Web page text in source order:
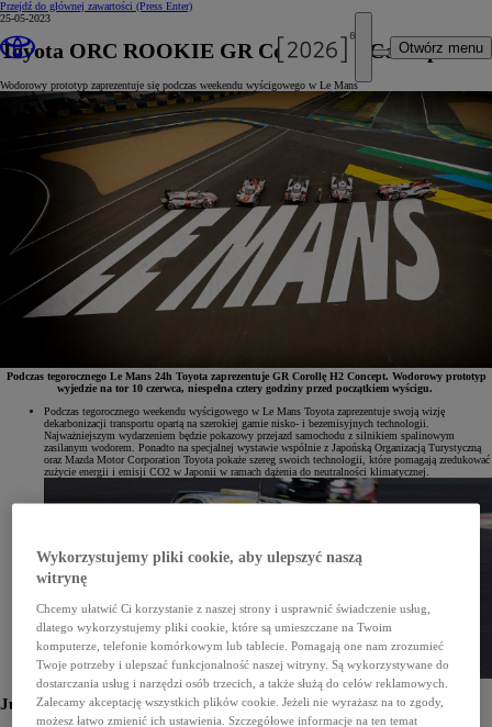
Przejdź do głównej zawartości (Press Enter)
Otwórz menu
25-05-2023
Toyota ORC ROOKIE GR Corolla H2 Concept
Wodorowy prototyp zaprezentuje się podczas weekendu wyścigowego w Le Mans
Podczas tegorocznego Le Mans 24h Toyota zaprezentuje GR Corollę H2 Concept. Wodorowy prototyp
wyjedzie na tor 10 czerwca, niespełna cztery godziny przed początkiem wyścigu.
Podczas tegorocznego weekendu wyścigowego w Le Mans Toyota zaprezentuje swoją wizję
dekarbonizacji transportu opartą na szerokiej gamie nisko- i bezemisyjnych technologii.
Najważniejszym wydarzeniem będzie pokazowy przejazd samochodu z silnikiem spalinowym
zasilanym wodorem. Ponadto na specjalnej wystawie wspólnie z Japońską Organizacją Turystyczną
oraz Mazda Motor Corporation Toyota pokaże szereg swoich technologii, które pomagają zredukować
zużycie energii i emisji CO2 w Japonii w ramach dążenia do neutralności klimatycznej.
Jubileuszowy Le Mans 24h
Wykorzystujemy pliki cookie, aby ulepszyć naszą
witrynę
Chcemy ułatwić Ci korzystanie z naszej strony i usprawnić świadczenie usług,
dlatego wykorzystujemy pliki cookie, które są umieszczane na Twoim
komputerze, telefonie komórkowym lub tablecie. Pomagają one nam zrozumieć
Twoje potrzeby i ulepszać funkcjonalność naszej witryny. Są wykorzystywane do
dostarczania usług i narzędzi osób trzecich, a także służą do celów reklamowych.
Zalecamy akceptację wszystkich plików cookie. Jeżeli nie wyrażasz na to zgody,
możesz łatwo zmienić ich ustawienia. Szczegółowe informacje na ten temat